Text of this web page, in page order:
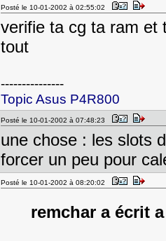
Posté le 10-01-2002 à 02:55:02
verifie ta cg ta ram et
tout
---------------
Topic Asus P4R800
Posté le 10-01-2002 à 07:48:23
une chose : les slots
forcer un peu pour
Posté le 10-01-2002 à 08:20:02
remchar a écrit